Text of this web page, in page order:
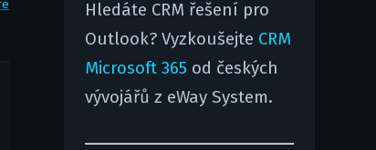
Hledáte CRM řešení pro
Outlook? Vyzkoušejte CRM
Microsoft 365 od českých
vývojářů z eWay System.